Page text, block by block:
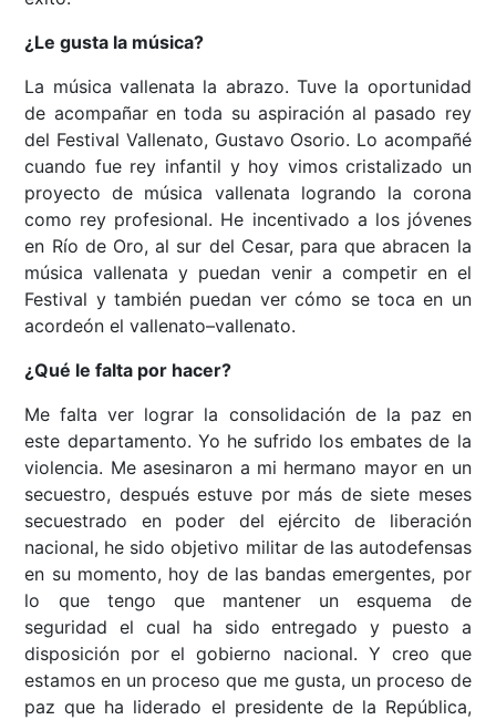
¿Le gusta la música?
La música vallenata la abrazo. Tuve la oportunidad
de acompañar en toda su aspiración al pasado rey
del Festival Vallenato, Gustavo Osorio. Lo acompañé
cuando fue rey infantil y hoy vimos cristalizado un
proyecto de música vallenata logrando la corona
como rey profesional. He incentivado a los jóvenes
en Río de Oro, al sur del Cesar, para que abracen la
música vallenata y puedan venir a competir en el
Festival y también puedan ver cómo se toca en un
acordeón el vallenato–vallenato.
¿Qué le falta por hacer?
Me falta ver lograr la consolidación de la paz en
este departamento. Yo he sufrido los embates de la
violencia. Me asesinaron a mi hermano mayor en un
secuestro, después estuve por más de siete meses
secuestrado en poder del ejército de liberación
nacional, he sido objetivo militar de las autodefensas
en su momento, hoy de las bandas emergentes, por
lo que tengo que mantener un esquema de
seguridad el cual ha sido entregado y puesto a
disposición por el gobierno nacional. Y creo que
estamos en un proceso que me gusta, un proceso de
paz que ha liderado el presidente de la República,